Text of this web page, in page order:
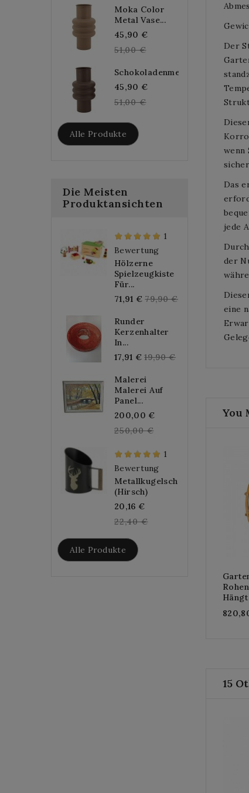
Moka Color
Metal Vase...
45,90 €
51,00 €
Schokoladenmetallvase...
45,90 €
51,00 €
Alle Produkte
Die Meisten
Produktansichten
1
Bewertung
Hölzerne
Spielzeugkiste
Für...
71,91 € Regular
79,90 €
Runder
Kerzenhalter
In...
17,91 € Regular
19,90 €
Malerei
Malerei Auf
Panel...
200,00 €
250,00 €
1
Bewertung
Metallkugelschaufel
(Hirsch)
20,16 €
price
22,40 €
Alle Produkte
Der
wenn
Das
jede
der
eine
You
Hängt
15